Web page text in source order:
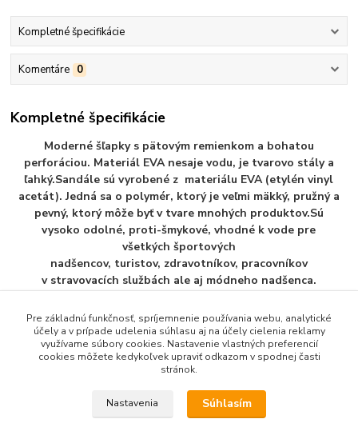
Kompletné špecifikácie
Komentáre 0
Kompletné špecifikácie
Moderné šľapky s pätovým remienkom a bohatou
perforáciou. Materiál EVA nesaje vodu, je tvarovo stály a
ľahký.Sandále sú vyrobené z materiálu EVA (etylén vinyl
acetát). Jedná sa o polymér, ktorý je veľmi mäkký, pružný a
pevný, ktorý môže byť v tvare mnohých produktov.Sú
vysoko odolné, proti-šmykové, vhodné k vode pre
všetkých športových
nadšencov, turistov, zdravotníkov, pracovníkov
v stravovacích službách ale aj módneho nadšenca.
Tovar zaradený v kategóriách
Pre základnú funkčnosť, spríjemnenie používania webu, analytické
účely a v prípade udelenia súhlasu aj na účely cielenia reklamy
využívame súbory cookies. Nastavenie vlastných preferencií
cookies môžete kedykoľvek upraviť odkazom v spodnej časti
stránok.
Nastavenia Súhlasím